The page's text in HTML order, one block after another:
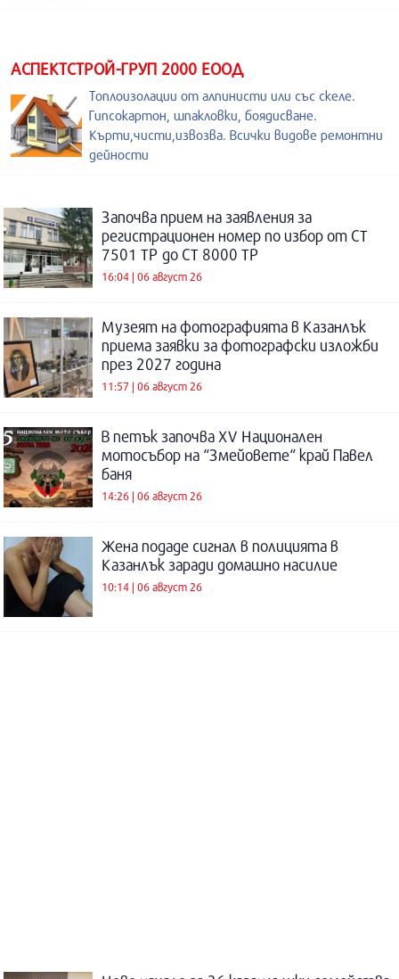
АСПЕКТСТРОЙ-ГРУП 2000 ЕООД
Топлоизолации от алпинисти или със скеле.
Гипсокартон, шпакловки, боядисване.
Кърти,чисти,извозва. Всички видове ремонтни
дейности
Започва прием на заявления за
регистрационен номер по избор от СТ
7501 ТР до СТ 8000 ТР
16:04 | 06 август 26
Музеят на фотографията в Казанлък
приема заявки за фотографски изложби
през 2027 година
11:57 | 06 август 26
В петък започва XV Национален
мотосъбор на “Змейовете“ край Павел
баня
14:26 | 06 август 26
Жена подаде сигнал в полицията в
Казанлък заради домашно насилие
10:14 | 06 август 26